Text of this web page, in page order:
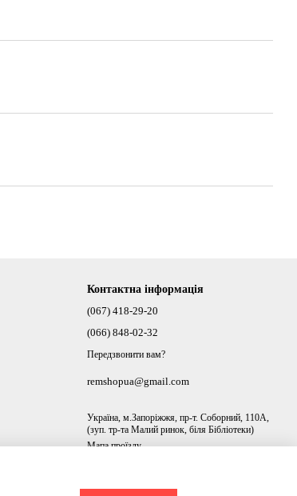
Контактна інформація
(067) 418-29-20
(066) 848-02-32
Передзвонити вам?
remshopua@gmail.com
Україна, м.Запоріжжя, пр-т. Соборний, 110А,
(зуп. тр-та Малий ринок, біля Бібліотеки)
Мапа проїзду